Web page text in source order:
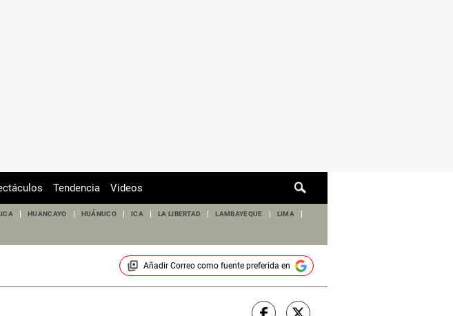
de
Tendencia Videos
HUANCAYO HUÁNUCO ICA LA LIBERTAD LAMBAYEQUE LIMA
Añadir Correocomo fuente preferida en